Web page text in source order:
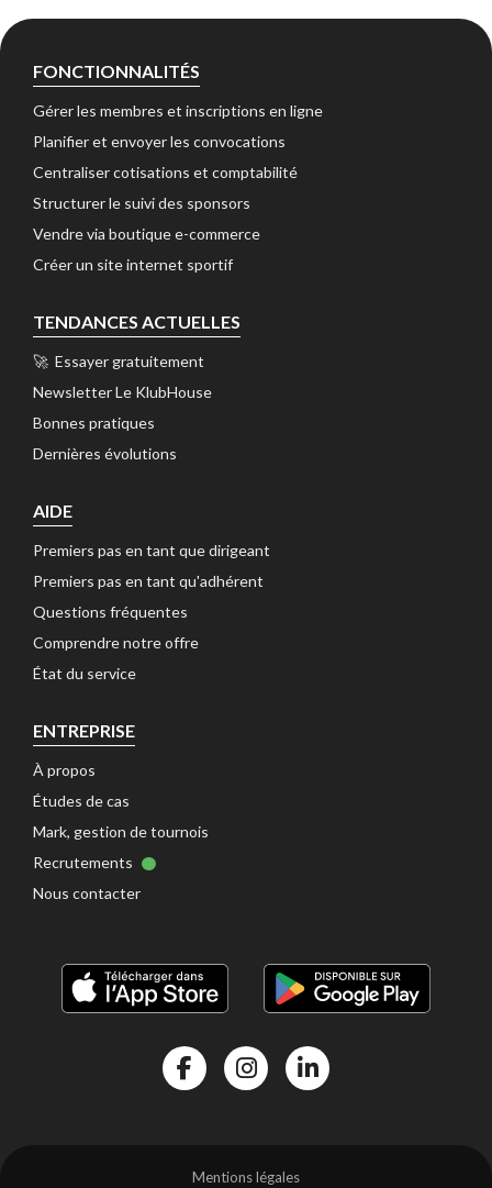
FONCTIONNALITÉS
Gérer les membres et inscriptions en ligne
Planifier et envoyer les convocations
Centraliser cotisations et comptabilité
Structurer le suivi des sponsors
Vendre via boutique e-commerce
Créer un site internet sportif
TENDANCES ACTUELLES
🚀 Essayer gratuitement
Newsletter Le KlubHouse
Bonnes pratiques
Dernières évolutions
AIDE
Premiers pas en tant que dirigeant
Premiers pas en tant qu'adhérent
Questions fréquentes
Comprendre notre offre
État du service
ENTREPRISE
À propos
Études de cas
Mark, gestion de tournois
Recrutements
Nous contacter
Mentions légales